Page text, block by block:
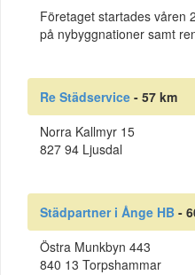
Företaget startades våren
på nybyggnationer samt
Re Städservice - 57 km
Norra Kallmyr 15
827 94 Ljusdal
Städpartner i Ånge HB -
Östra Munkbyn 443
840 13 Torpshammar